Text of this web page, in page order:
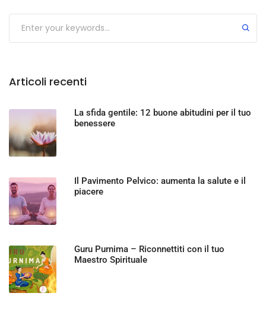
Articoli recenti
La sfida gentile: 12 buone abitudini per il tuo
benessere
Il Pavimento Pelvico: aumenta la salute e il
piacere
Guru Purnima – Riconnettiti con il tuo
Maestro Spirituale